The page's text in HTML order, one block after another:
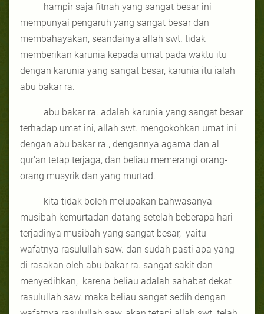
hampir saja fitnah yang sangat besar ini
mempunyai pengaruh yang sangat besar dan
membahayakan, seandainya allah swt. tidak
memberikan karunia kepada umat pada waktu itu
dengan karunia yang sangat besar, karunia itu ialah
abu bakar ra.
abu bakar ra. adalah karunia yang sangat besar
terhadap umat ini, allah swt. mengokohkan umat ini
dengan abu bakar ra., dengannya agama dan al
qur'an tetap terjaga, dan beliau memerangi orang-
orang musyrik dan yang murtad.
kita tidak boleh melupakan bahwasanya
musibah kemurtadan datang setelah beberapa hari
terjadinya musibah yang sangat besar, yaitu
wafatnya rasulullah saw. dan sudah pasti apa yang
di rasakan oleh abu bakar ra. sangat sakit dan
menyedihkan, karena beliau adalah sahabat dekat
rasulullah saw. maka beliau sangat sedih dengan